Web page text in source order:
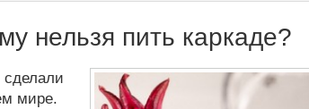
нельзя пить каркаде?
сделали
мире.